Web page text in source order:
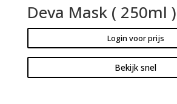
Deva Mask ( 250ml
Login voor prijs
Bekijk snel